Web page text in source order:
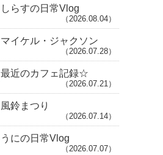
しらすの日常Vlog
（2026.08.04）
マイケル・ジャクソン
（2026.07.28）
最近のカフェ記録☆
（2026.07.21）
風鈴まつり
（2026.07.14）
うにの日常Vlog
（2026.07.07）